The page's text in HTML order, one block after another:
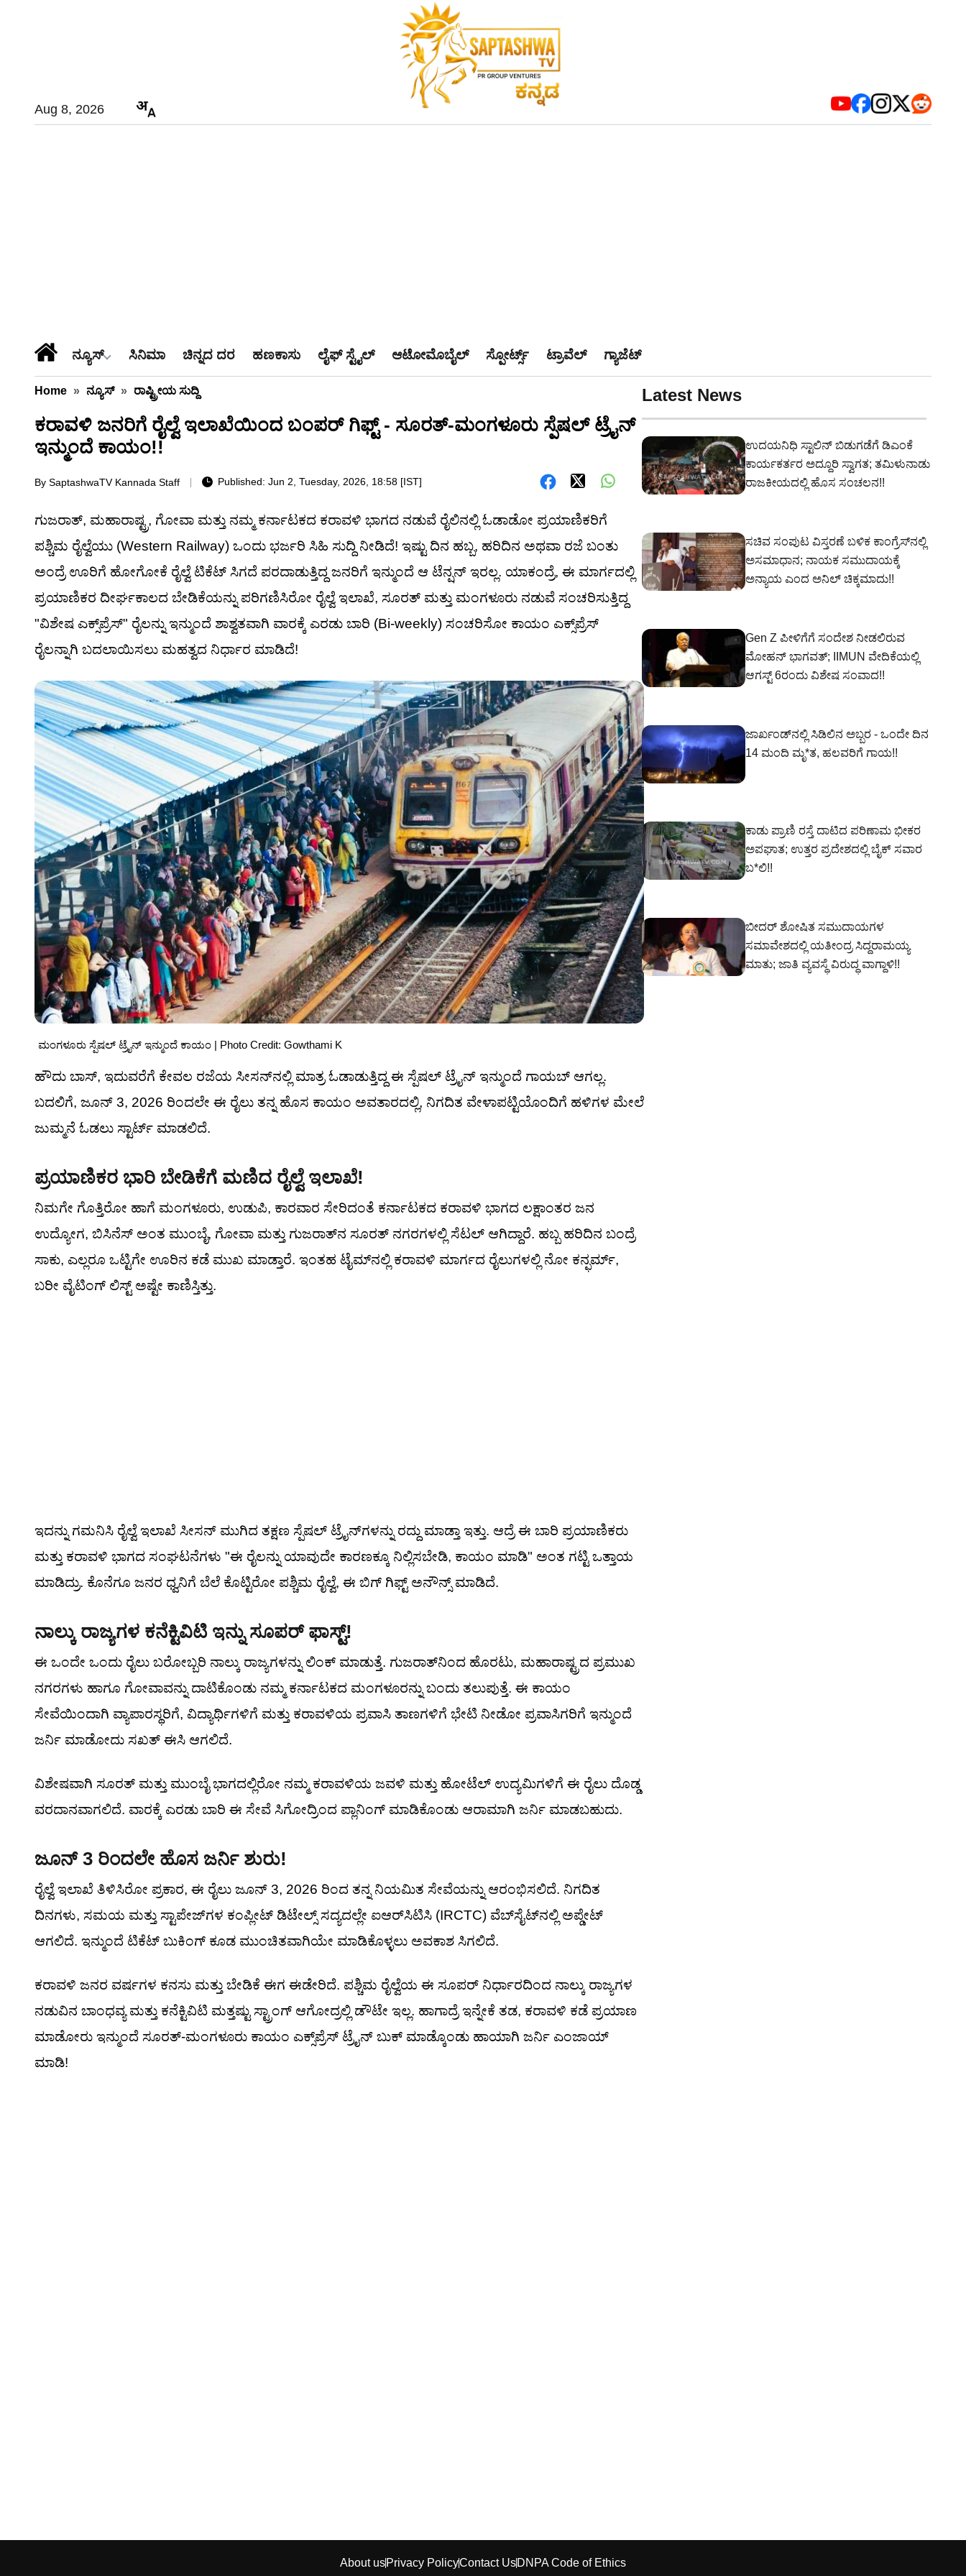
Aug 8, 2026
ನ್ಯೂಸ್ ಸಿನಿಮಾ ಚಿನ್ನದ ದರ ಹಣಕಾಸು ಲೈಫ್ ಸ್ಟೈಲ್ ಆಟೋಮೊಬೈಲ್ ಸ್ಪೋರ್ಟ್ಸ್ ಟ್ರಾವೆಲ್ ಗ್ಯಾಜೆಟ್
Home » ನ್ಯೂಸ್ » ರಾಷ್ಟ್ರೀಯ ಸುದ್ದಿ
ಕರಾವಳಿ ಜನರಿಗೆ ರೈಲ್ವೆ ಇಲಾಖೆಯಿಂದ ಬಂಪರ್ ಗಿಫ್ಟ್ - ಸೂರತ್-ಮಂಗಳೂರು ಸ್ಪೆಷಲ್ ಟ್ರೈನ್
ಇನ್ಮುಂದೆ ಕಾಯಂ!!
By SaptashwaTV Kannada Staff Published: Jun 2, Tuesday, 2026, 18:58 [IST]
ಗುಜರಾತ್, ಮಹಾರಾಷ್ಟ್ರ, ಗೋವಾ ಮತ್ತು ನಮ್ಮ ಕರ್ನಾಟಕದ ಕರಾವಳಿ ಭಾಗದ ನಡುವೆ ರೈಲಿನಲ್ಲಿ ಓಡಾಡೋ ಪ್ರಯಾಣಿಕರಿಗೆ
ಪಶ್ಚಿಮ ರೈಲ್ವೆಯು (Western Railway) ಒಂದು ಭರ್ಜರಿ ಸಿಹಿ ಸುದ್ದಿ ನೀಡಿದೆ! ಇಷ್ಟು ದಿನ ಹಬ್ಬ, ಹರಿದಿನ ಅಥವಾ ರಜೆ ಬಂತು
ಅಂದ್ರೆ ಊರಿಗೆ ಹೋಗೋಕೆ ರೈಲ್ವೆ ಟಿಕೆಟ್ ಸಿಗದೆ ಪರದಾಡುತ್ತಿದ್ದ ಜನರಿಗೆ ಇನ್ಮುಂದೆ ಆ ಟೆನ್ಷನ್ ಇರಲ್ಲ. ಯಾಕಂದ್ರೆ, ಈ ಮಾರ್ಗದಲ್ಲಿ
ಪ್ರಯಾಣಿಕರ ದೀರ್ಘಕಾಲದ ಬೇಡಿಕೆಯನ್ನು ಪರಿಗಣಿಸಿರೋ ರೈಲ್ವೆ ಇಲಾಖೆ, ಸೂರತ್ ಮತ್ತು ಮಂಗಳೂರು ನಡುವೆ ಸಂಚರಿಸುತ್ತಿದ್ದ
"ವಿಶೇಷ ಎಕ್ಸ್‌ಪ್ರೆಸ್" ರೈಲನ್ನು ಇನ್ಮುಂದೆ ಶಾಶ್ವತವಾಗಿ ವಾರಕ್ಕೆ ಎರಡು ಬಾರಿ (Bi-weekly) ಸಂಚರಿಸೋ ಕಾಯಂ ಎಕ್ಸ್‌ಪ್ರೆಸ್
ರೈಲನ್ನಾಗಿ ಬದಲಾಯಿಸಲು ಮಹತ್ವದ ನಿರ್ಧಾರ ಮಾಡಿದೆ!
ಮಂಗಳೂರು ಸ್ಪೆಷಲ್ ಟ್ರೈನ್ ಇನ್ಮುಂದೆ ಕಾಯಂ | Photo Credit: Gowthami K
ಹೌದು ಬಾಸ್, ಇದುವರೆಗೆ ಕೇವಲ ರಜೆಯ ಸೀಸನ್‌ನಲ್ಲಿ ಮಾತ್ರ ಓಡಾಡುತ್ತಿದ್ದ ಈ ಸ್ಪೆಷಲ್ ಟ್ರೈನ್ ಇನ್ಮುಂದೆ ಗಾಯಬ್ ಆಗಲ್ಲ.
ಬದಲಿಗೆ, ಜೂನ್ 3, 2026 ರಿಂದಲೇ ಈ ರೈಲು ತನ್ನ ಹೊಸ ಕಾಯಂ ಅವತಾರದಲ್ಲಿ, ನಿಗದಿತ ವೇಳಾಪಟ್ಟಿಯೊಂದಿಗೆ ಹಳಿಗಳ ಮೇಲೆ
ಜುಮ್ಮನೆ ಓಡಲು ಸ್ಟಾರ್ಟ್ ಮಾಡಲಿದೆ.
ಪ್ರಯಾಣಿಕರ ಭಾರಿ ಬೇಡಿಕೆಗೆ ಮಣಿದ ರೈಲ್ವೆ ಇಲಾಖೆ!
ನಿಮಗೇ ಗೊತ್ತಿರೋ ಹಾಗೆ ಮಂಗಳೂರು, ಉಡುಪಿ, ಕಾರವಾರ ಸೇರಿದಂತೆ ಕರ್ನಾಟಕದ ಕರಾವಳಿ ಭಾಗದ ಲಕ್ಷಾಂತರ ಜನ
ಉದ್ಯೋಗ, ಬಿಸಿನೆಸ್ ಅಂತ ಮುಂಬೈ, ಗೋವಾ ಮತ್ತು ಗುಜರಾತ್‌ನ ಸೂರತ್ ನಗರಗಳಲ್ಲಿ ಸೆಟಲ್ ಆಗಿದ್ದಾರೆ. ಹಬ್ಬ ಹರಿದಿನ ಬಂದ್ರೆ
ಸಾಕು, ಎಲ್ಲರೂ ಒಟ್ಟಿಗೇ ಊರಿನ ಕಡೆ ಮುಖ ಮಾಡ್ತಾರೆ. ಇಂತಹ ಟೈಮ್‌ನಲ್ಲಿ ಕರಾವಳಿ ಮಾರ್ಗದ ರೈಲುಗಳಲ್ಲಿ ನೋ ಕನ್ಫರ್ಮ್,
ಬರೀ ವೈಟಿಂಗ್ ಲಿಸ್ಟ್ ಅಷ್ಟೇ ಕಾಣಿಸ್ತಿತ್ತು.
ಇದನ್ನು ಗಮನಿಸಿ ರೈಲ್ವೆ ಇಲಾಖೆ ಸೀಸನ್ ಮುಗಿದ ತಕ್ಷಣ ಸ್ಪೆಷಲ್ ಟ್ರೈನ್‌ಗಳನ್ನು ರದ್ದು ಮಾಡ್ತಾ ಇತ್ತು. ಆದ್ರೆ ಈ ಬಾರಿ ಪ್ರಯಾಣಿಕರು
ಮತ್ತು ಕರಾವಳಿ ಭಾಗದ ಸಂಘಟನೆಗಳು "ಈ ರೈಲನ್ನು ಯಾವುದೇ ಕಾರಣಕ್ಕೂ ನಿಲ್ಲಿಸಬೇಡಿ, ಕಾಯಂ ಮಾಡಿ" ಅಂತ ಗಟ್ಟಿ ಒತ್ತಾಯ
ಮಾಡಿದ್ರು. ಕೊನೆಗೂ ಜನರ ಧ್ವನಿಗೆ ಬೆಲೆ ಕೊಟ್ಟಿರೋ ಪಶ್ಚಿಮ ರೈಲ್ವೆ, ಈ ಬಿಗ್ ಗಿಫ್ಟ್ ಅನೌನ್ಸ್ ಮಾಡಿದೆ.
ನಾಲ್ಕು ರಾಜ್ಯಗಳ ಕನೆಕ್ಟಿವಿಟಿ ಇನ್ನು ಸೂಪರ್ ಫಾಸ್ಟ್!
ಈ ಒಂದೇ ಒಂದು ರೈಲು ಬರೋಬ್ಬರಿ ನಾಲ್ಕು ರಾಜ್ಯಗಳನ್ನು ಲಿಂಕ್ ಮಾಡುತ್ತೆ. ಗುಜರಾತ್‌ನಿಂದ ಹೊರಟು, ಮಹಾರಾಷ್ಟ್ರದ ಪ್ರಮುಖ
ನಗರಗಳು ಹಾಗೂ ಗೋವಾವನ್ನು ದಾಟಿಕೊಂಡು ನಮ್ಮ ಕರ್ನಾಟಕದ ಮಂಗಳೂರನ್ನು ಬಂದು ತಲುಪುತ್ತೆ. ಈ ಕಾಯಂ
ಸೇವೆಯಿಂದಾಗಿ ವ್ಯಾಪಾರಸ್ಥರಿಗೆ, ವಿದ್ಯಾರ್ಥಿಗಳಿಗೆ ಮತ್ತು ಕರಾವಳಿಯ ಪ್ರವಾಸಿ ತಾಣಗಳಿಗೆ ಭೇಟಿ ನೀಡೋ ಪ್ರವಾಸಿಗರಿಗೆ ಇನ್ಮುಂದೆ
ಜರ್ನಿ ಮಾಡೋದು ಸಖತ್ ಈಸಿ ಆಗಲಿದೆ.
ವಿಶೇಷವಾಗಿ ಸೂರತ್ ಮತ್ತು ಮುಂಬೈ ಭಾಗದಲ್ಲಿರೋ ನಮ್ಮ ಕರಾವಳಿಯ ಜವಳಿ ಮತ್ತು ಹೋಟೆಲ್ ಉದ್ಯಮಿಗಳಿಗೆ ಈ ರೈಲು ದೊಡ್ಡ
ವರದಾನವಾಗಲಿದೆ. ವಾರಕ್ಕೆ ಎರಡು ಬಾರಿ ಈ ಸೇವೆ ಸಿಗೋದ್ರಿಂದ ಪ್ಲಾನಿಂಗ್ ಮಾಡಿಕೊಂಡು ಆರಾಮಾಗಿ ಜರ್ನಿ ಮಾಡಬಹುದು.
ಜೂನ್ 3 ರಿಂದಲೇ ಹೊಸ ಜರ್ನಿ ಶುರು!
ರೈಲ್ವೆ ಇಲಾಖೆ ತಿಳಿಸಿರೋ ಪ್ರಕಾರ, ಈ ರೈಲು ಜೂನ್ 3, 2026 ರಿಂದ ತನ್ನ ನಿಯಮಿತ ಸೇವೆಯನ್ನು ಆರಂಭಿಸಲಿದೆ. ನಿಗದಿತ
ದಿನಗಳು, ಸಮಯ ಮತ್ತು ಸ್ಟಾಪೇಜ್‌ಗಳ ಕಂಪ್ಲೀಟ್ ಡಿಟೇಲ್ಸ್ ಸದ್ಯದಲ್ಲೇ ಐಆರ್‌ಸಿಟಿಸಿ (IRCTC) ವೆಬ್‌ಸೈಟ್‌ನಲ್ಲಿ ಅಪ್ಡೇಟ್
ಆಗಲಿದೆ. ಇನ್ಮುಂದೆ ಟಿಕೆಟ್ ಬುಕಿಂಗ್ ಕೂಡ ಮುಂಚಿತವಾಗಿಯೇ ಮಾಡಿಕೊಳ್ಳಲು ಅವಕಾಶ ಸಿಗಲಿದೆ.
ಕರಾವಳಿ ಜನರ ವರ್ಷಗಳ ಕನಸು ಮತ್ತು ಬೇಡಿಕೆ ಈಗ ಈಡೇರಿದೆ. ಪಶ್ಚಿಮ ರೈಲ್ವೆಯ ಈ ಸೂಪರ್ ನಿರ್ಧಾರದಿಂದ ನಾಲ್ಕು ರಾಜ್ಯಗಳ
ನಡುವಿನ ಬಾಂಧವ್ಯ ಮತ್ತು ಕನೆಕ್ಟಿವಿಟಿ ಮತ್ತಷ್ಟು ಸ್ಟ್ರಾಂಗ್ ಆಗೋದ್ರಲ್ಲಿ ಡೌಟೇ ಇಲ್ಲ. ಹಾಗಾದ್ರೆ ಇನ್ನೇಕೆ ತಡ, ಕರಾವಳಿ ಕಡೆ ಪ್ರಯಾಣ
ಮಾಡೋರು ಇನ್ಮುಂದೆ ಸೂರತ್-ಮಂಗಳೂರು ಕಾಯಂ ಎಕ್ಸ್‌ಪ್ರೆಸ್ ಟ್ರೈನ್ ಬುಕ್ ಮಾಡ್ಕೊಂಡು ಹಾಯಾಗಿ ಜರ್ನಿ ಎಂಜಾಯ್
ಮಾಡಿ!
Latest News
ಉದಯನಿಧಿ ಸ್ಟಾಲಿನ್ ಬಿಡುಗಡೆಗೆ ಡಿಎಂಕೆ
ಕಾರ್ಯಕರ್ತರ ಅದ್ದೂರಿ ಸ್ವಾಗತ; ತಮಿಳುನಾಡು
ರಾಜಕೀಯದಲ್ಲಿ ಹೊಸ ಸಂಚಲನ!!
ಸಚಿವ ಸಂಪುಟ ವಿಸ್ತರಣೆ ಬಳಿಕ ಕಾಂಗ್ರೆಸ್‌ನಲ್ಲಿ
ಅಸಮಾಧಾನ; ನಾಯಕ ಸಮುದಾಯಕ್ಕೆ
ಅನ್ಯಾಯ ಎಂದ ಅನಿಲ್ ಚಿಕ್ಕಮಾದು!!
Gen Z ಪೀಳಿಗೆಗೆ ಸಂದೇಶ ನೀಡಲಿರುವ
ಮೋಹನ್ ಭಾಗವತ್; IIMUN ವೇದಿಕೆಯಲ್ಲಿ
ಆಗಸ್ಟ್ 6ರಂದು ವಿಶೇಷ ಸಂವಾದ!!
ಜಾರ್ಖಂಡ್‌ನಲ್ಲಿ ಸಿಡಿಲಿನ ಅಬ್ಬರ - ಒಂದೇ ದಿನ
14 ಮಂದಿ ಮೃ*ತ, ಹಲವರಿಗೆ ಗಾಯ!!
ಕಾಡು ಪ್ರಾಣಿ ರಸ್ತೆ ದಾಟಿದ ಪರಿಣಾಮ ಭೀಕರ
ಅಪಘಾತ; ಉತ್ತರ ಪ್ರದೇಶದಲ್ಲಿ ಬೈಕ್ ಸವಾರ
ಬ*ಲಿ!!
ಬೀದರ್ ಶೋಷಿತ ಸಮುದಾಯಗಳ
ಸಮಾವೇಶದಲ್ಲಿ ಯತೀಂದ್ರ ಸಿದ್ದರಾಮಯ್ಯ
ಮಾತು; ಜಾತಿ ವ್ಯವಸ್ಥೆ ವಿರುದ್ಧ ವಾಗ್ದಾಳಿ!!
About usPrivacy PolicyContact UsDNPA Code of Ethics